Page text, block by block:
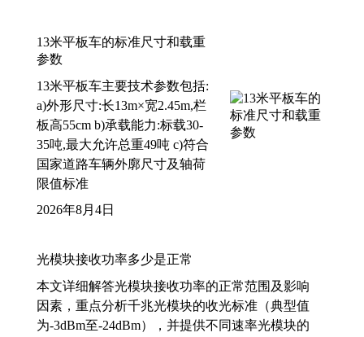
13米平板车的标准尺寸和载重
参数
13米平板车主要技术参数包括:
a)外形尺寸:长13m×宽2.45m,栏
板高55cm b)承载能力:标载30-
35吨,最大允许总重49吨 c)符合
国家道路车辆外廓尺寸及轴荷
限值标准
2026年8月4日
光模块接收功率多少是正常
本文详细解答光模块接收功率的正常范围及影响
因素，重点分析千兆光模块的收光标准（典型值
为-3dBm至-24dBm），并提供不同速率光模块的